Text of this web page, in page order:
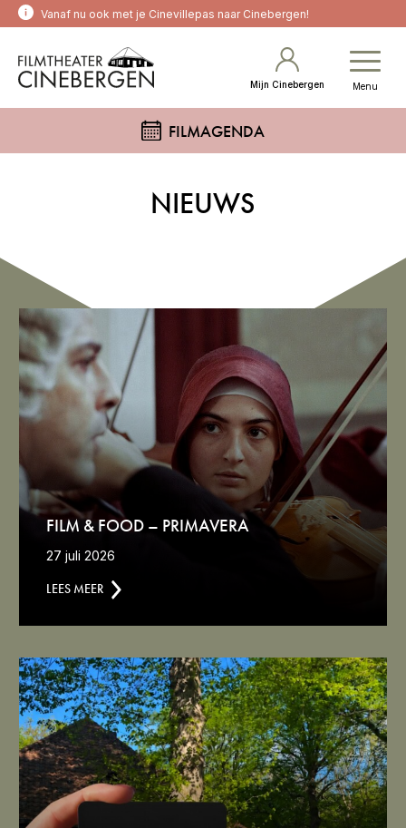
Vanaf nu ook met je Cinevillepas naar Cinebergen!
Mijn Cinebergen Menu
FILMAGENDA
NIEUWS
FILM & FOOD – PRIMAVERA
27 juli 2026
LEES MEER